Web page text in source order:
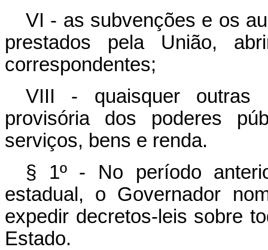
VI - as subvenções e os
prestados pela União,
correspondentes;
VIII - quaisquer outras
provisória dos poderes
serviços, bens e renda.
§ 1º - No período
estadual, o Governador
expedir decretos-leis sobre
Estado.